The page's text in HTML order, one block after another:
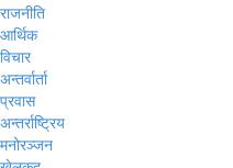
राजनीति
आर्थिक
विचार
अन्तर्वार्ता
प्रवास
अन्तर्राष्ट्रिय
मनोरञ्जन